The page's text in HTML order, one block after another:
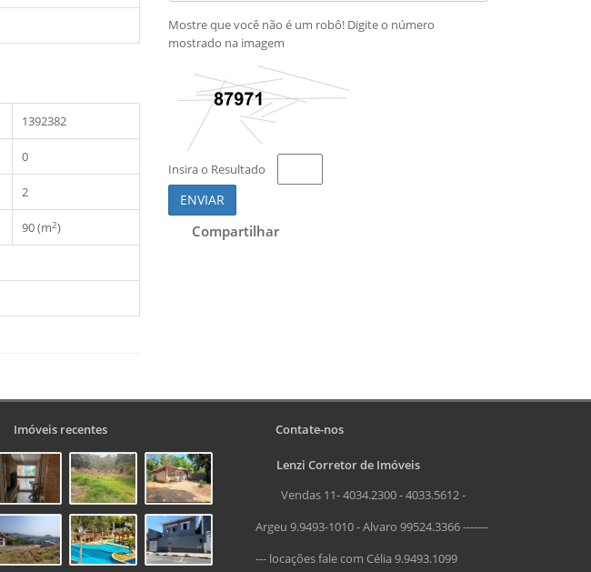
1392382
0
2
90 (m2)
Mostre que você não é um robô! Digite o número
mostrado na imagem
Insira o Resultado
ENVIAR
Compartilhar
Imóveis recentes Contate-nos
Lenzi Corretor de Imóveis
Vendas 11- 4034.2300 - 4033.5612 -
Argeu 9.9493-1010 - Alvaro 99524.3366 -------
--- locações fale com Célia 9.9493.1099